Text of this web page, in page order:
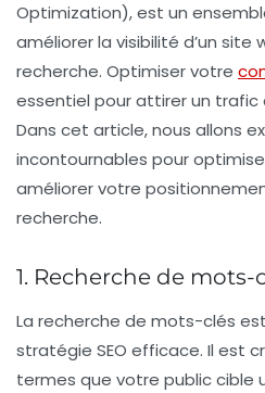
Optimization), est un
améliorer la visibilité d’un site
recherche. Optimiser votre
essentiel pour attirer un trafic
Dans cet article, nous allons
incontournables pour
améliorer votre
recherche.
1. Recherche de mots-
La recherche de mots-clés
stratégie SEO efficace. Il est
termes que votre public cible